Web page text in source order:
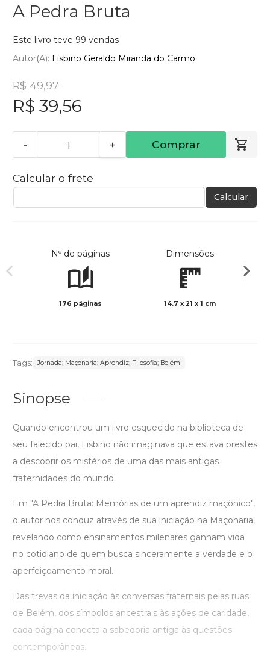
A Pedra Bruta
Este livro teve 99 vendas
Autor(a): Lisbino Geraldo Miranda do Carmo
R$ 49,97
R$ 39,56
- + Comprar
Calcular o frete
Calcular
Nº de páginas
176 páginas
Dimensões
14.7 x 21 x 1 cm
Tags: Jornada; Maçonaria; Aprendiz; Filosofia; Belém
Sinopse
Quando encontrou um livro esquecido na biblioteca de
seu falecido pai, Lisbino não imaginava que estava prestes
a descobrir os mistérios de uma das mais antigas
fraternidades do mundo.
Em "A Pedra Bruta: Memórias de um aprendiz maçônico",
o autor nos conduz através de sua iniciação na Maçonaria,
revelando como ensinamentos milenares ganham vida
no cotidiano de quem busca sinceramente a verdade e o
aperfeiçoamento moral.
Das trevas da iniciação às conversas fraternais pelas ruas
de Belém, dos símbolos ancestrais às ações de caridade,
cada página conecta a sabedoria antiga às questões
contemporâneas.